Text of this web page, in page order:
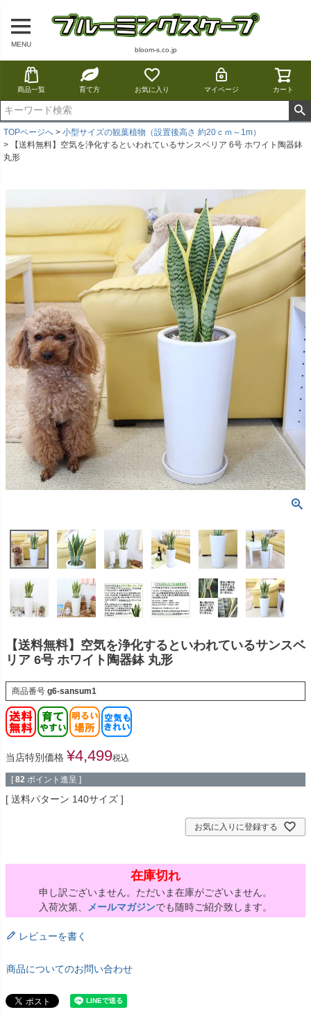
MENU
bloom-s.co.jp
商品一覧 育て方 お気に入り マイページ カート
TOPページへ
小型サイズの観葉植物（設置後高さ 約20ｃｍ～1m）
【送料無料】空気を浄化するといわれているサンスベリア 6号 ホワイト陶器鉢
丸形
【送料無料】空気を浄化するといわれているサンスベ
リア 6号 ホワイト陶器鉢 丸形
商品番号 g6-sansum1
当店特別価格 ¥4,499税込
[ 82 ポイント進呈 ]
送料パターン 140サイズ
お気に入りに登録する
在庫切れ
申し訳ございません。ただいま在庫がございません。
入荷次第、
メールマガジンでも随時ご紹介致します。
レビューを書く
商品についてのお問い合わせ